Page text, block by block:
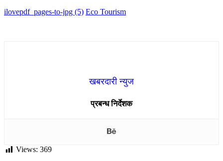
ilovepdf_pages-to-jpg (5) Eco Tourism
खबरदारी न्युज
प्रबन्ध निर्देशक
Views: 369